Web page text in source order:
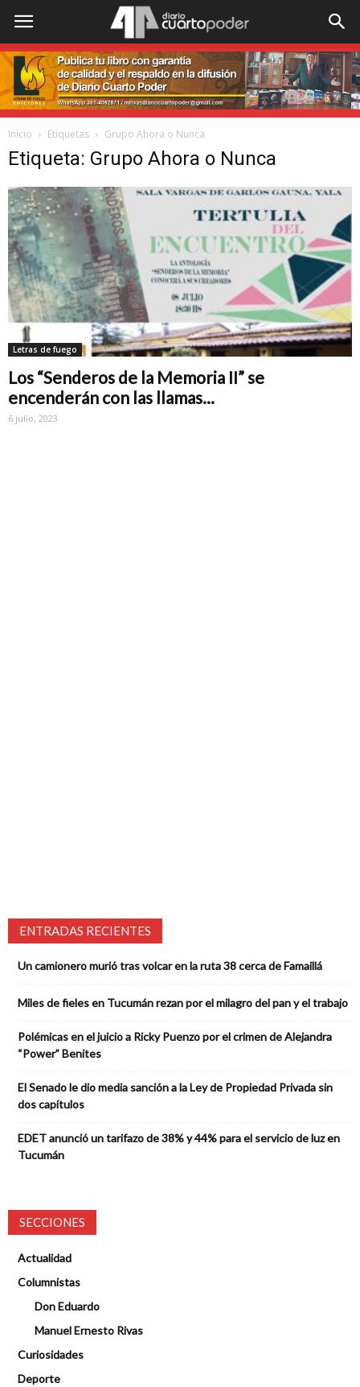
Inicio Etiquetas Grupo Ahora o Nunca
Etiqueta: Grupo Ahora o Nunca
Letras de fuego
Los “Senderos de la Memoria II” se
encenderán con las llamas...
6 julio, 2023
ENTRADAS RECIENTES
Un camionero murió tras volcar en la ruta 38 cerca de Famaillá
Miles de fieles en Tucumán rezan por el milagro del pan y el trabajo
Polémicas en el juicio a Ricky Puenzo por el crimen de Alejandra
“Power” Benites
El Senado le dio media sanción a la Ley de Propiedad Privada sin
dos capítulos
EDET anunció un tarifazo de 38% y 44% para el servicio de luz en
Tucumán
SECCIONES
Actualidad
Columnistas
Don Eduardo
Manuel Ernesto Rivas
Curiosidades
Deporte